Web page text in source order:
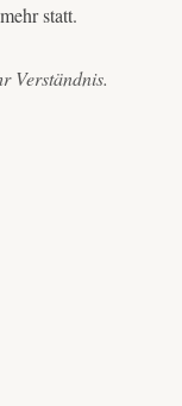
statt.
Verständnis.